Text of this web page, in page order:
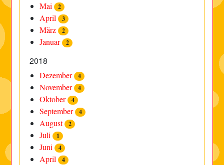
Mai 2
April 3
März 2
Januar 2
2018
Dezember 4
November 4
Oktober 4
September 4
August 2
Juli 1
Juni 4
April 4